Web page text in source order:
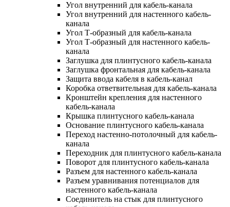
Угол внутренний для кабель-канала
Угол внутренний для настенного кабель-
канала
Угол Т-образный для кабель-канала
Угол Т-образный для настенного кабель-
канала
Заглушка для плинтусного кабель-канала
Заглушка фронтальная для кабель-канала
Защита ввода кабеля в кабель-канал
Коробка ответвительная для кабель-канала
Кронштейн крепления для настенного
кабель-канала
Крышка плинтусного кабель-канала
Основание плинтусного кабель-канала
Переход настенно-потолочный для кабель-
канала
Переходник для плинтусного кабель-канала
Поворот для плинтусного кабель-канала
Разъем для настенного кабель-канала
Разъем уравнивания потенциалов для
настенного кабель-канала
Соединитель на стык для плинтусного